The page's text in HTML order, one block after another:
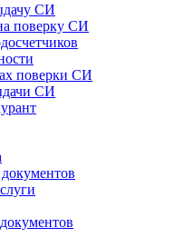
СИ
поверку СИ
поверки СИ
СИ